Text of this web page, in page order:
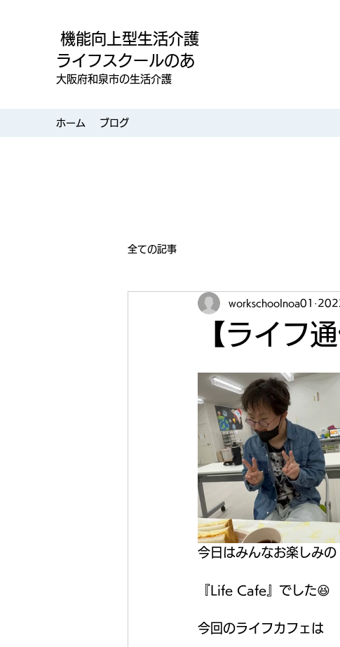
機能向上型生活介護
ライフスクールのあ
大阪府和泉市の生活介護
ホーム ブログ
全ての記事
【ライフ
workschoolnoa01
今日はみんなお楽しみの
『Life Cafe』でした😆
今回のライフカフェは